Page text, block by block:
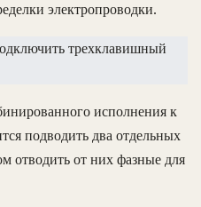
электропроводки.
исполнения к
подводить два отдельных
отводить от них фазные для